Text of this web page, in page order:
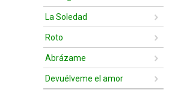
La Soledad
Roto
Abrázame
Devuélveme el amor